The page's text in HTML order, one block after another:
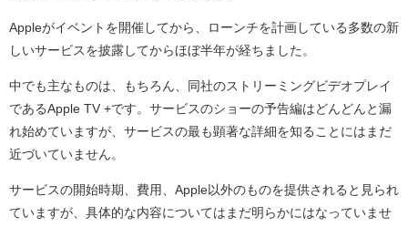
Appleがイベントを開催してから、ローンチを計画している多数の新
しいサービスを披露してからほぼ半年が経ちました。
中でも主なものは、もちろん、同社のストリーミングビデオプレイ
であるApple TV +です。サービスのショーの予告編はどんどんと漏
れ始めていますが、サービスの最も顕著な詳細を知ることにはまだ
近づいていません。
サービスの開始時期、費用、Apple以外のものを提供されると見られ
ていますが、具体的な内容についてはまだ明らかにはなっていませ